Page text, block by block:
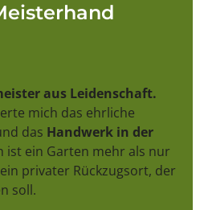
aus Leidenschaft.
mich das ehrliche
das Handwerk in der
ist ein Garten mehr als nur
privater Rückzugsort, der
soll.